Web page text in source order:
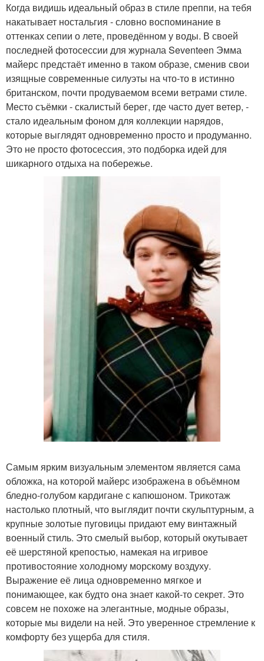
Когда видишь идеальный образ в стиле преппи, на тебя
накатывает ностальгия - словно воспоминание в
оттенках сепии о лете, проведённом у воды. В своей
последней фотосессии для журнала Seventeen Эмма
майерс предстаёт именно в таком образе, сменив свои
изящные современные силуэты на что-то в истинно
британском, почти продуваемом всеми ветрами стиле.
Место съёмки - скалистый берег, где часто дует ветер, -
стало идеальным фоном для коллекции нарядов,
которые выглядят одновременно просто и продуманно.
Это не просто фотосессия, это подборка идей для
шикарного отдыха на побережье.
Самым ярким визуальным элементом является сама
обложка, на которой майерс изображена в объёмном
бледно-голубом кардигане с капюшоном. Трикотаж
настолько плотный, что выглядит почти скульптурным, а
крупные золотые пуговицы придают ему винтажный
военный стиль. Это смелый выбор, который окутывает
её шерстяной крепостью, намекая на игривое
противостояние холодному морскому воздуху.
Выражение её лица одновременно мягкое и
понимающее, как будто она знает какой-то секрет. Это
совсем не похоже на элегантные, модные образы,
которые мы видели на ней. Это уверенное стремление к
комфорту без ущерба для стиля.